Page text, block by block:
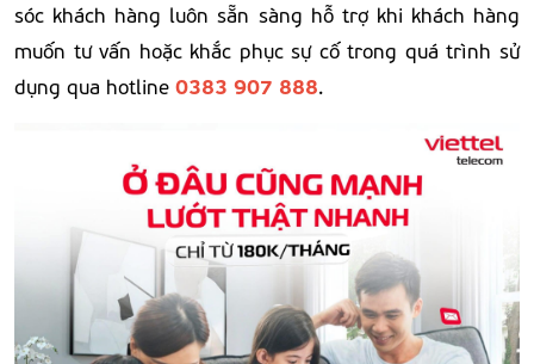
sóc khách hàng luôn sẵn sàng hỗ trợ khi khách hàng
muốn tư vấn hoặc khắc phục sự cố trong quá trình sử
dụng qua hotline 0383 907 888.